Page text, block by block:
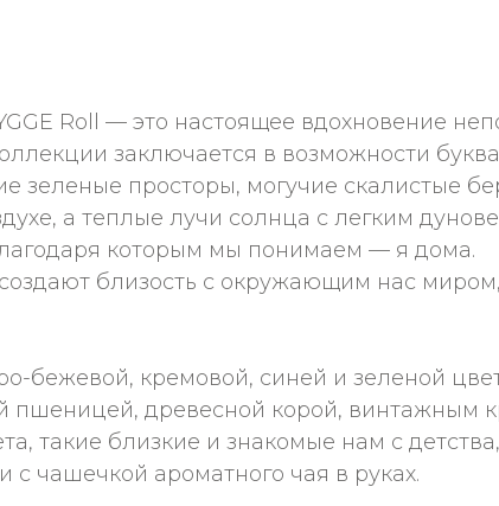
Roll — это настоящее вдохновение
заключается в возможности
зеленые просторы, могучие скалистые
а теплые лучи солнца с легким
которым мы понимаем — я дома.
близость с окружающим нас
бежевой, кремовой, синей и зеленой
пшеницей, древесной корой, винтажным
такие близкие и знакомые нам с
с чашечкой ароматного чая в руках.